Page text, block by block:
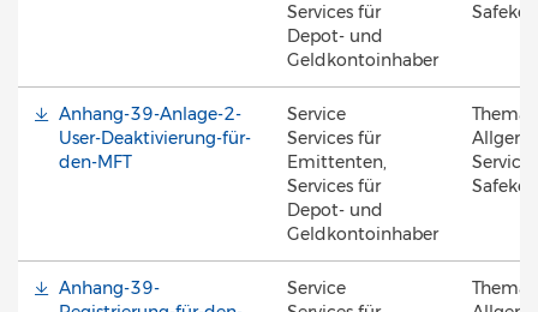
Services für
Depot- und
Geldkontoinhaber
Anhang-39-Anlage-2-
User-Deaktivierung-für-
den-MFT
Service
Services für
Emittenten,
Services für
Depot- und
Geldkontoinhaber
Thema
Anhang-39-
Service
Thema